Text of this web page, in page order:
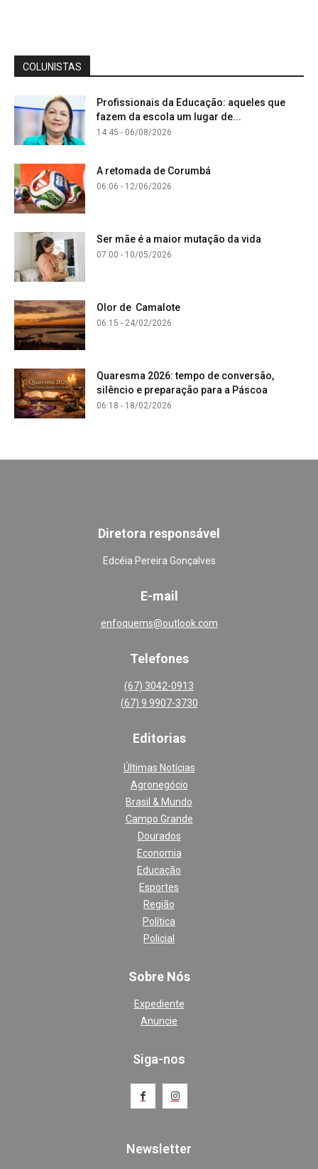
COLUNISTAS
Profissionais da Educação: aqueles que
fazem da escola um lugar de...
14:45 - 06/08/2026
A retomada de Corumbá
06:06 - 12/06/2026
Ser mãe é a maior mutação da vida
07:00 - 10/05/2026
Olor de Camalote
06:15 - 24/02/2026
Quaresma 2026: tempo de conversão,
silêncio e preparação para a Páscoa
06:18 - 18/02/2026
Diretora responsável
Edcéia Pereira Gonçalves
E-mail
enfoquems@outlook.com
Telefones
(67) 3042-0913
(67) 9 9907-3730
Editorias
Últimas Notícias
Agronegócio
Brasil & Mundo
Campo Grande
Dourados
Economia
Educação
Esportes
Região
Política
Policial
Sobre Nós
Expediente
Anuncie
Siga-nos
Newsletter